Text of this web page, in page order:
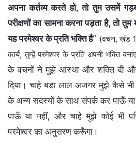
अपना कर्तव्य करते हो, तो तुम उसमें
परीक्षणों का सामना करना पड़ता है, तो
यह परमेश्वर के प्रति भक्ति है” (वचन, खंड
कार्य, तुम्हें परमेश्वर के प्रति अपनी भक्ति
के वचनों ने मुझे आस्था और शक्ति दी
दिया। चाहे बड़ा लाल अजगर मुझे कैसे भी
के अन्य सदस्यों के साथ संपर्क कर पाऊँ या
पाऊँ या नहीं, और चाहे मुझे कोई भी
परमेश्वर का अनुसरण करूँगा।